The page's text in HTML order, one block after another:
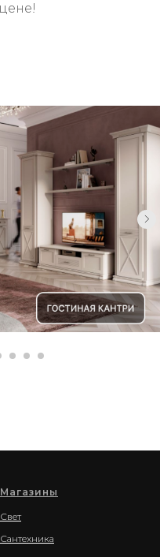
Магазины
Свет
Сантехника